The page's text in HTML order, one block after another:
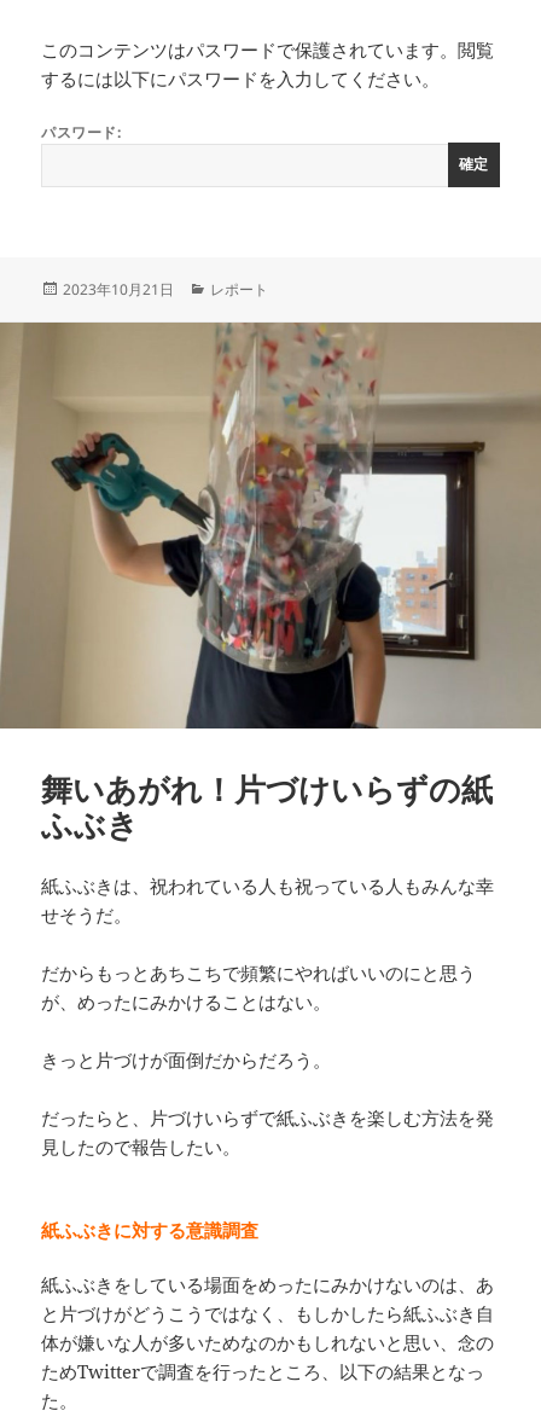
このコンテンツはパスワードで保護されています。閲覧
するには以下にパスワードを入力してください。
パスワード:
投
2023年10月21日
カ
ゴ
リ
ー
レポート
舞いあがれ！片づけいらずの紙
ふぶき
紙ふぶきは、祝われている人も祝っている人もみんな幸
せそうだ。
だからもっとあちこちで頻繁にやればいいのにと思う
が、めったにみかけることはない。
きっと片づけが面倒だからだろう。
だったらと、片づけいらずで紙ふぶきを楽しむ方法を発
見したので報告したい。
紙ふぶきに対する意識調査
紙ふぶきをしている場面をめったにみかけないのは、あ
と片づけがどうこうではなく、もしかしたら紙ふぶき自
体が嫌いな人が多いためなのかもしれないと思い、念の
ためTwitterで調査を行ったところ、以下の結果となっ
た。